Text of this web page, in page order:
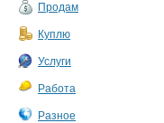
Продам
Куплю
Услуги
Работа
Разное